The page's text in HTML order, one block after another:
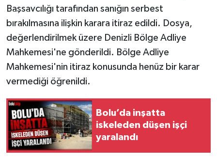
Başsavcılığı tarafından sanığın serbest
bırakılmasına ilişkin karara itiraz edildi. Dosya,
değerlendirilmek üzere Denizli Bölge Adliye
Mahkemesi'ne gönderildi. Bölge Adliye
Mahkemesi'nin itiraz konusunda henüz bir karar
vermediği öğrenildi.
Bolu’da inşatta
iskeleden düşen işçi
yaralandı